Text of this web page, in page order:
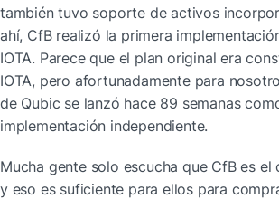
también tuvo soporte de activos
ahí, CfB realizó la primera
IOTA. Parece que el plan original era
IOTA, pero afortunadamente para
de Qubic se lanzó hace 89 semanas
implementación independiente.
Mucha gente solo escucha que CfB es el
y eso es suficiente para ellos para